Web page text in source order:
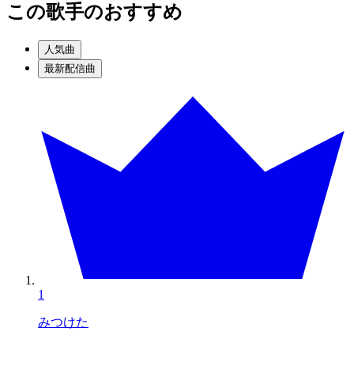
この歌手のおすすめ
人気曲
最新配信曲
1
みつけた